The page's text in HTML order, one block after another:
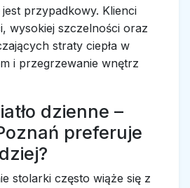
przypadkowy. Klienci
wysokiej szczelności oraz
straty ciepła w
i przegrzewanie wnętrz
dzienne –
preferuje
stolarki często wiąże się z